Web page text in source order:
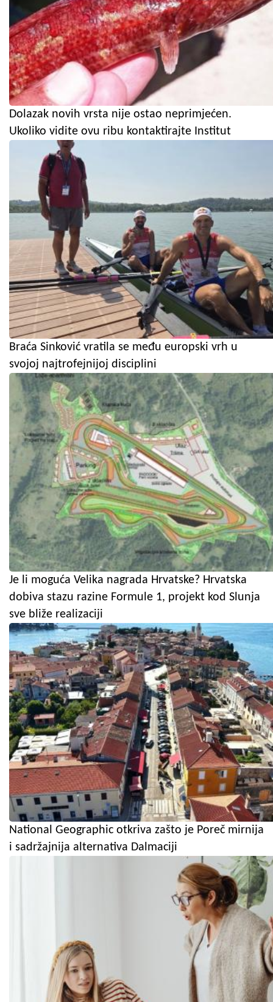
Dolazak novih vrsta nije ostao neprimjećen.
Ukoliko vidite ovu ribu kontaktirajte Institut
Braća Sinković vratila se među europski vrh u
svojoj najtrofejnijoj disciplini
Je li moguća Velika nagrada Hrvatske? Hrvatska
dobiva stazu razine Formule 1, projekt kod Slunja
sve bliže realizaciji
National Geographic otkriva zašto je Poreč mirnija
i sadržajnija alternativa Dalmaciji